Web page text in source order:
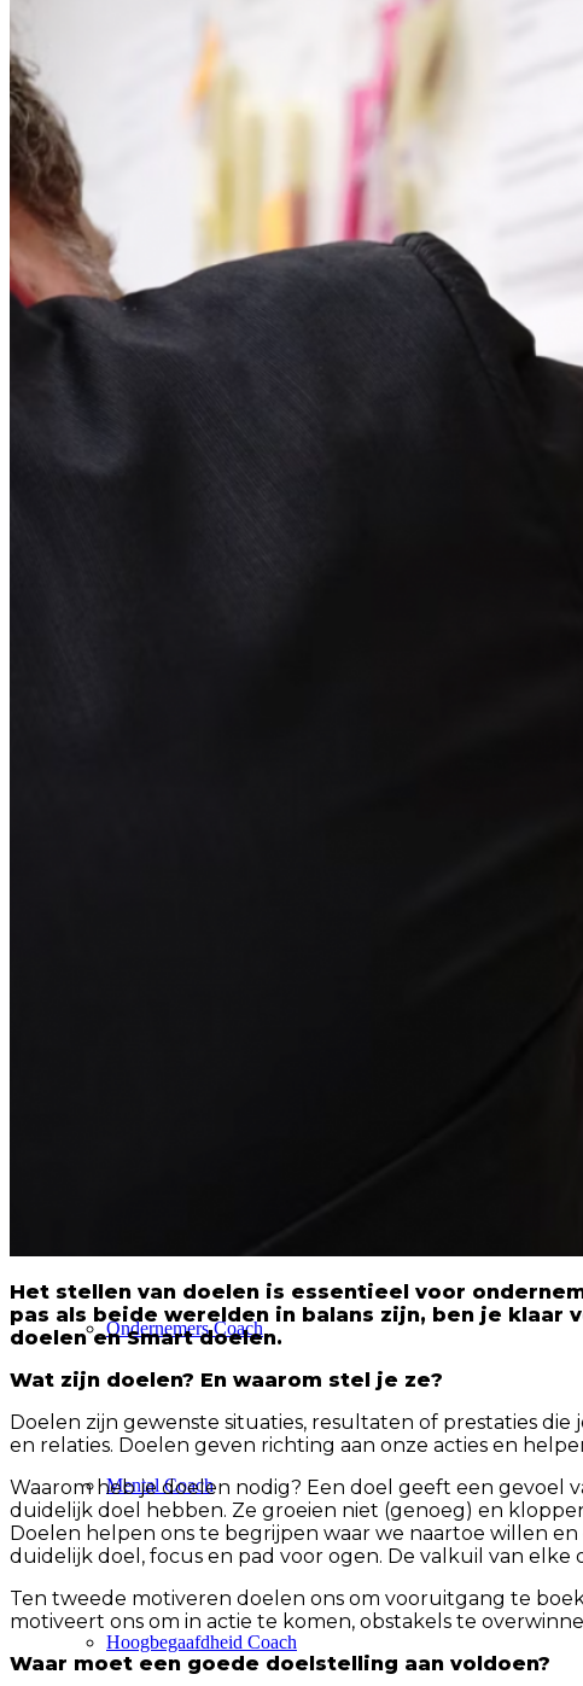
Boeken
Ondernemers Coach
Mental Coach
Hoogbegaafdheid Coach
Het stellen van doelen is essentieel voor
pas als beide werelden in balans zijn, ben je klaar
doelen en Smart doelen.
Wat zijn doelen? En waarom stel je ze?
Doelen zijn gewenste situaties, resultaten of prestaties
en relaties. Doelen geven richting aan onze acties en
Waarom heb je doelen nodig? Een doel geeft een gevoel
duidelijk doel hebben. Ze groeien niet (genoeg) en
Doelen helpen ons te begrijpen waar we naartoe willen
duidelijk doel, focus en pad voor ogen. De valkuil van elke
Ten tweede motiveren doelen ons om vooruitgang te
motiveert ons om in actie te komen, obstakels te
Waar moet een goede doelstelling aan voldoen?